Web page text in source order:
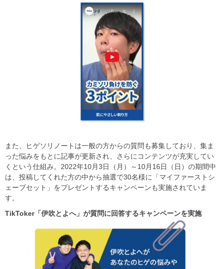
また、ヒゲソリノートは一般の方からの質問も募集しており、集ま
った悩みをもとに記事が更新され、さらにコンテンツが充実してい
くという仕組み。2022年10月3日（月）～10月16日（日）の期間中
は、投稿してくれた方の中から抽選で30名様に「マイファーストシ
ェーブセット」をプレゼントするキャンペーンも実施されていま
す。
TikToker「伊吹とよへ」が質問に回答するキャンペーンを実施